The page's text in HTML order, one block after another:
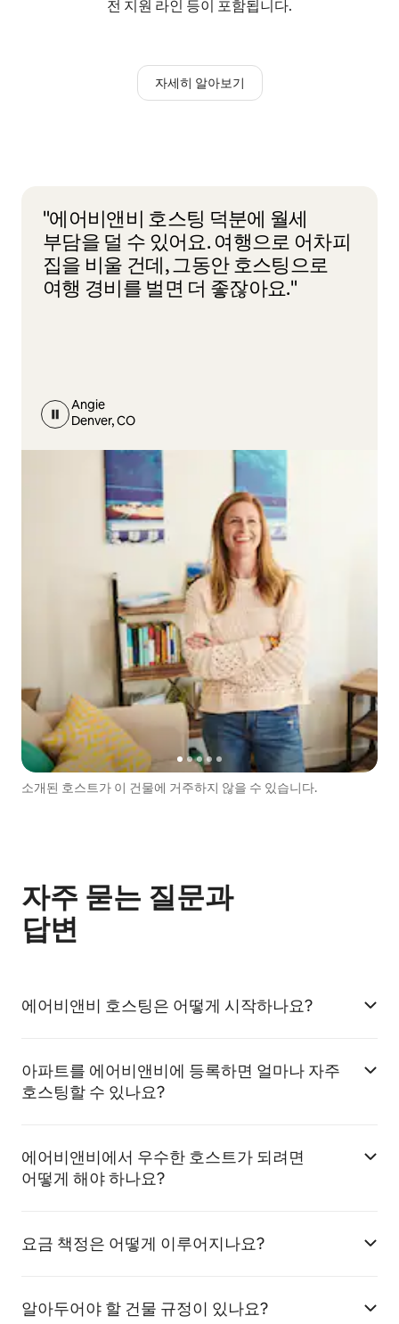
전 지원 라인 등이 포함됩니다.
자세히 알아보기
"에어비앤비 호스팅 덕분에 월세
부담을 덜 수 있어요. 여행으로 어차피
집을 비울 건데, 그동안 호스팅으로
여행 경비를 벌면 더 좋잖아요."
Angie
Denver, CO
소개된 호스트가 이 건물에 거주하지 않을 수 있습니다.
자주 묻는 질문과
답변
에어비앤비 호스팅은 어떻게 시작하나요?
아파트를 에어비앤비에 등록하면 얼마나 자주
호스팅할 수 있나요?
에어비앤비에서 우수한 호스트가 되려면
어떻게 해야 하나요?
요금 책정은 어떻게 이루어지나요?
알아두어야 할 건물 규정이 있나요?